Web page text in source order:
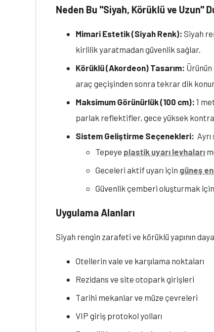
Neden Bu "Siyah, Körüklü ve Uzun"
Mimari Estetik (Siyah Renk): Siyah
kirlilik yaratmadan güvenlik sağlar.
Körüklü (Akordeon) Tasarım:
araç geçişinden sonra tekrar dik
Maksimum Görünürlük (100 cm): 1
parlak reflektifler, gece yüksek
Sistem Geliştirme Seçenekleri: Ayrı
Tepeye plastik uyarı levhaları
Geceleri aktif uyarı için güneş
Güvenlik çemberi oluşturmak için
Uygulama Alanları
Siyah rengin zarafeti ve körüklü yapının
Otellerin vale ve karşılama noktaları
Rezidans ve site otopark girişleri
Tarihi mekanlar ve müze çevreleri
VIP giriş protokol yolları